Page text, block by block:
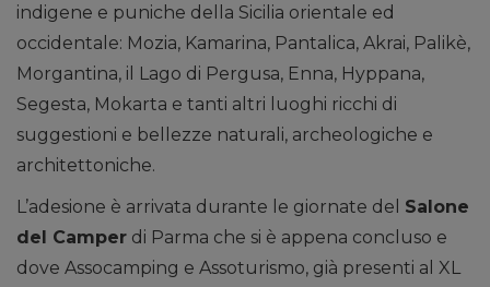
indigene e puniche della Sicilia orientale ed
occidentale: Mozia, Kamarina, Pantalica, Akrai, Palikè,
Morgantina, il Lago di Pergusa, Enna, Hyppana,
Segesta, Mokarta e tanti altri luoghi ricchi di
suggestioni e bellezze naturali, archeologiche e
architettoniche.
L’adesione è arrivata durante le giornate del Salone
del Camper di Parma che si è appena concluso e
dove Assocamping e Assoturismo, già presenti al XL